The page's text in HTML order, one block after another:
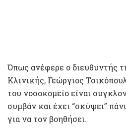
Όπως ανέφερε ο διευθυντής
Κλινικής, Γεώργιος
του νοσοκομείο είναι
συμβάν και έχει “σκύψει”
για να τον βοηθήσει.